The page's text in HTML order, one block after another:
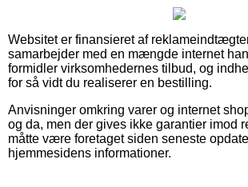
Websitet er finansieret af
samarbejder med en mængde internet
formidler virksomhedernes tilbud, og
for så vidt du realiserer en bestilling.
Anvisninger omkring varer og internet
og da, men der gives ikke garantier imod
måtte være foretaget siden seneste
hjemmesidens informationer.